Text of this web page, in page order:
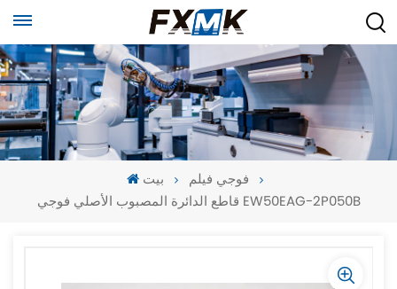
بيت
فوجي فيلم
قاطع الدائرة المصبوب الأصلي فوجي EW50EAG-2P050B